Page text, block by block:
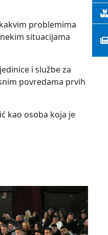
problemima
situacijama
i službe za
povredama prvih
kao osoba koja je